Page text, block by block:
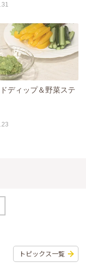
ディップ＆野菜ステ
トピックス一覧